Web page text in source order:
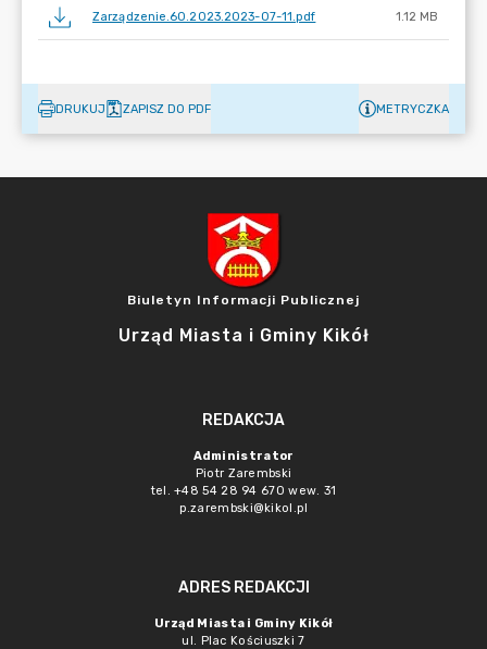
Zarządzenie.60.2023.2023-07-11.pdf 1.12 MB
DRUKUJ ZAPISZ DO PDF METRYCZKA
Biuletyn Informacji Publicznej
Urząd Miasta i Gminy Kikół
REDAKCJA
Administrator
Piotr Zarembski
tel. +48 54 28 94 670 wew. 31
p.zarembski@kikol.pl
ADRES REDAKCJI
Urząd Miasta i Gminy Kikół
ul. Plac Kościuszki 7